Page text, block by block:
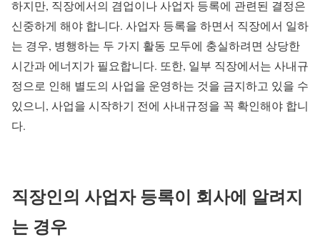
하지만, 직장에서의 겸업이나 사업자 등록에 관련된 결정은
신중하게 해야 합니다. 사업자 등록을 하면서 직장에서 일하
는 경우, 병행하는 두 가지 활동 모두에 충실하려면 상당한
시간과 에너지가 필요합니다. 또한, 일부 직장에서는 사내규
정으로 인해 별도의 사업을 운영하는 것을 금지하고 있을 수
있으니, 사업을 시작하기 전에 사내규정을 꼭 확인해야 합니
다.
직장인의 사업자 등록이 회사에 알려지
는 경우